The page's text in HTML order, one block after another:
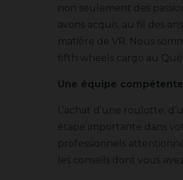
non seulement des
avons acquis, au fil des
matière de VR. Nous
fifth wheels cargo au
Une équipe
L’achat d’une roulotte,
étape importante dans
professionnels
les conseils dont vous